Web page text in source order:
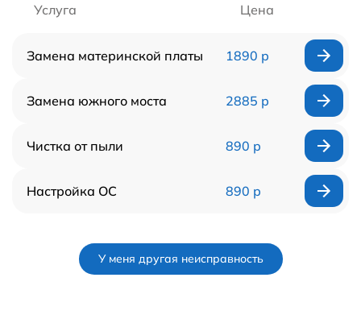
Услуга Цена
Замена материнской платы 1890 р
Замена южного моста 2885 р
Чистка от пыли 890 р
Настройка ОС 890 р
У меня другая неисправность